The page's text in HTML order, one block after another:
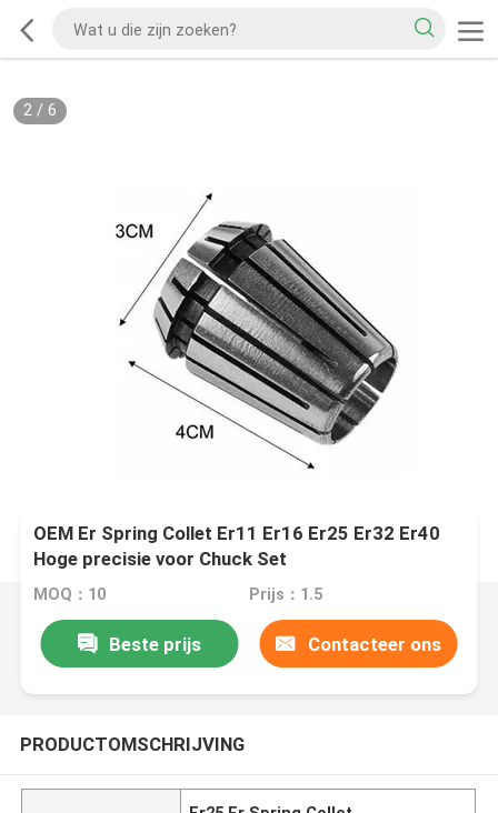
2/ 6
OEM Er Spring Collet Er11 Er16 Er25 Er32 Er40
Hoge precisie voor Chuck Set
MOQ：10 Prijs：1.5
Beste prijs Contacteer ons
PRODUCTOMSCHRIJVING